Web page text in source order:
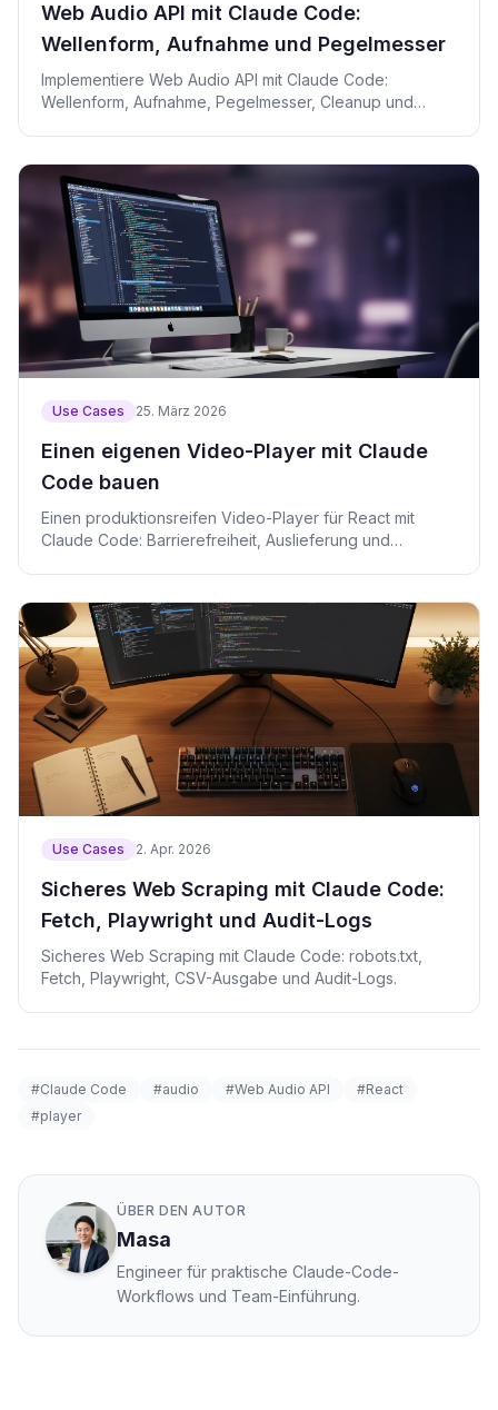
Web Audio API mit Claude Code:
Wellenform, Aufnahme und Pegelmesser
Implementiere Web Audio API mit Claude Code:
Wellenform, Aufnahme, Pegelmesser, Cleanup und
Use Cases 25. März 2026
Einen eigenen Video-Player mit Claude
Code bauen
Einen produktionsreifen Video-Player für React mit
Claude Code: Barrierefreiheit, Auslieferung und
Use Cases 2. Apr. 2026
Sicheres Web Scraping mit Claude Code:
Fetch, Playwright und Audit-Logs
Sicheres Web Scraping mit Claude Code: robots.txt,
Fetch, Playwright, CSV-Ausgabe und Audit-Logs.
#Claude Code #audio #Web Audio API
#React
#player
ÜBER DEN AUTOR
Masa
Engineer für praktische Claude-Code-
Workflows und Team-Einführung.